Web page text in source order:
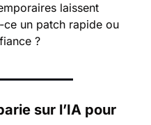
laissent
ce un patch rapide ou
?
sur l’IA pour